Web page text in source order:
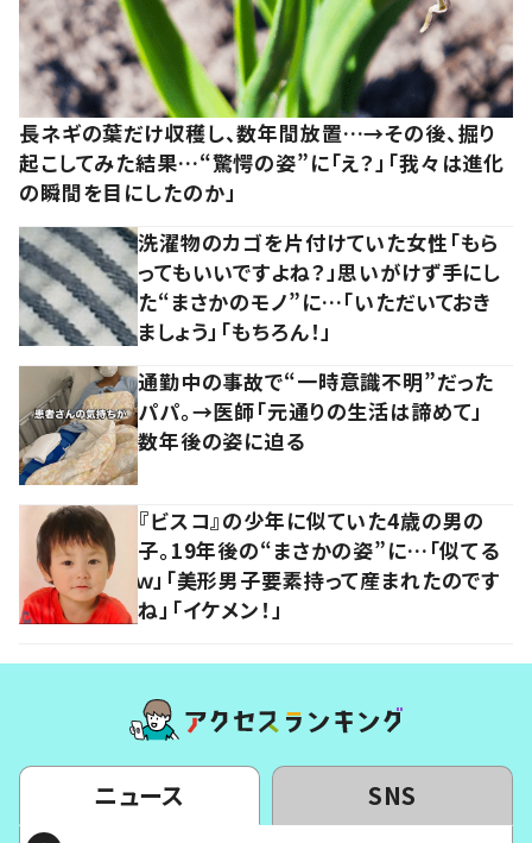
長ネギの葉だけ収穫し、数年間放置…→その後、掘り
起こしてみた結果…“驚愕の姿”に「え？」「我々は進化
の瞬間を目にしたのか」
洗濯物のカゴを片付けていた女性「もら
ってもいいですよね？」思いがけず手にし
た“まさかのモノ”に…「いただいておき
ましょう」「もちろん！」
通勤中の事故で“一時意識不明”だった
パパ。→医師「元通りの生活は諦めて」
数年後の姿に迫る
『ビスコ』の少年に似ていた4歳の男の
子。19年後の“まさかの姿”に…「似てる
ｗ」「美形男子要素持って産まれたのです
ね」「イケメン！」
ニュース SNS